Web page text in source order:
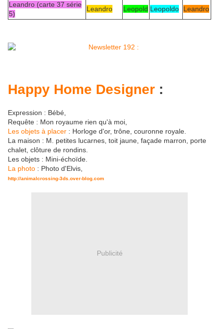
Leandro (carte 37 série
5)
Leandro Leopold Leopoldo Leandro
Happy Home Designer :
Expression : Bébé,
Requête : Mon royaume rien qu'à moi,
Les objets à placer : Horloge d'or, trône, couronne royale.
La maison : M. petites lucarnes, toit jaune, façade marron, porte
chalet, clôture de rondins.
Les objets : Mini-échoïde.
La photo : Photo d'Elvis,
http://animalcrossing-3ds.over-blog.com
Publicité